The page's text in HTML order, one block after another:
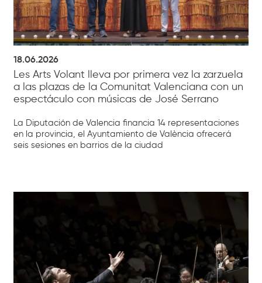
18.06.2026
Les Arts Volant lleva por primera vez la zarzuela
a las plazas de la Comunitat Valenciana con un
espectáculo con músicas de José Serrano
La Diputación de Valencia financia 14 representaciones
en la provincia, el Ayuntamiento de València ofrecerá
seis sesiones en barrios de la ciudad